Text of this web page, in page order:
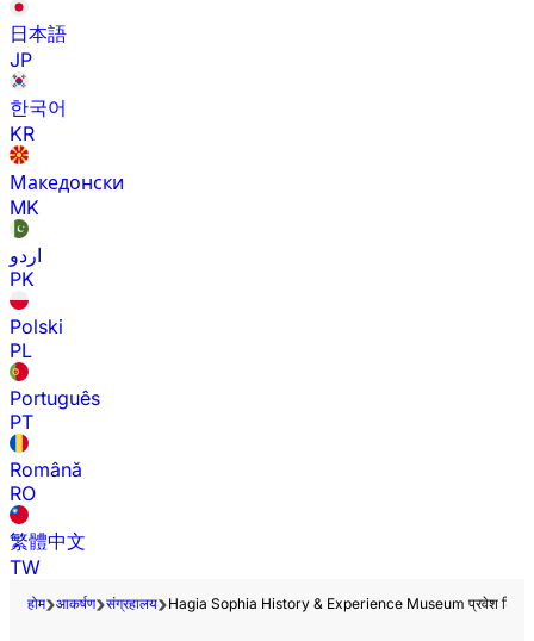
日本語
JP
한국어
KR
Македонски
MK
اردو
PK
Polski
PL
Português
PT
Română
RO
繁體中文
TW
होम आकर्षण संग्रहालय Hagia Sophia History & Experience Museum प्रवेश टिकट